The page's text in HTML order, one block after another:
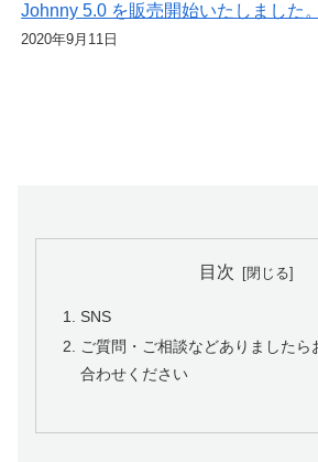
Johnny 5.0 を販売開始いたしました。
2020年9月11日
目次
SNS
ご質問・ご相談などありましたら
合わせください